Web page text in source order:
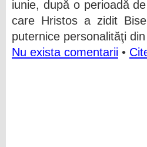
iunie, după o perioadă
care Hristos a zidit
puternice personalităţi
Nu exista comentarii •